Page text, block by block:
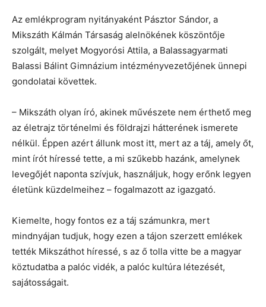
Az emlékprogram nyitányaként Pásztor Sándor, a
Mikszáth Kálmán Társaság alelnökének köszöntője
szolgált, melyet Mogyorósi Attila, a Balassagyarmati
Balassi Bálint Gimnázium intézményvezetőjének ünnepi
gondolatai követtek.
– Mikszáth olyan író, akinek művészete nem érthető meg
az életrajz történelmi és földrajzi hátterének ismerete
nélkül. Éppen azért állunk most itt, mert az a táj, amely őt,
mint írót híressé tette, a mi szűkebb hazánk, amelynek
levegőjét naponta szívjuk, használjuk, hogy erőnk legyen
életünk küzdelmeihez – fogalmazott az igazgató.
Kiemelte, hogy fontos ez a táj számunkra, mert
mindnyájan tudjuk, hogy ezen a tájon szerzett emlékek
tették Mikszáthot híressé, s az ő tolla vitte be a magyar
köztudatba a palóc vidék, a palóc kultúra létezését,
sajátosságait.